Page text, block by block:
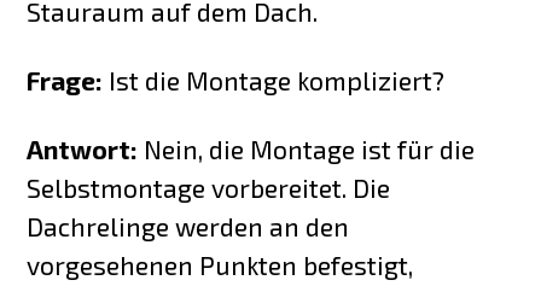
Stauraum auf dem Dach.
Frage: Ist die Montage kompliziert?
Antwort: Nein, die Montage ist für die
Selbstmontage vorbereitet. Die
Dachrelinge werden an den
vorgesehenen Punkten befestigt,